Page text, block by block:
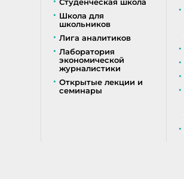
Школа для
школьников
Лига аналитиков
Лаборатория
экономической
журналистики
Открытые лекции и
семинары